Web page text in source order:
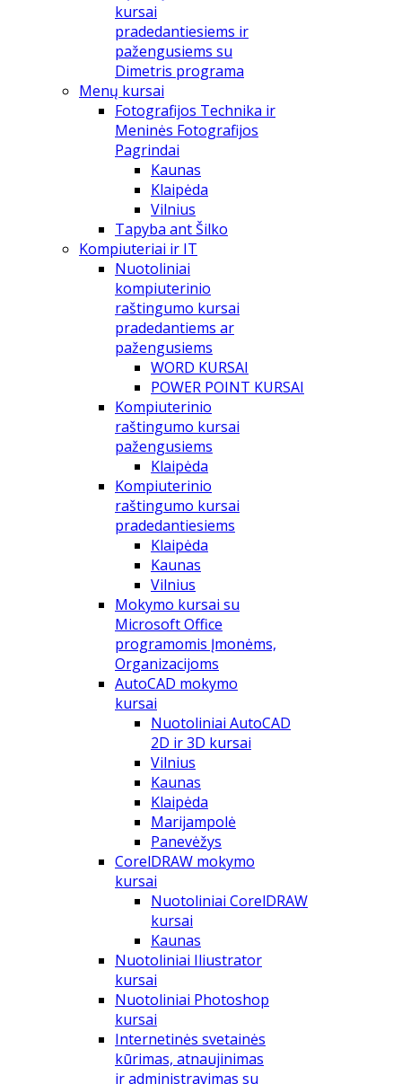
kursai
pradedantiesiems ir
pažengusiems su
Dimetris programa
Menų kursai
Fotografijos Technika ir
Meninės Fotografijos
Pagrindai
Kaunas
Klaipėda
Vilnius
Tapyba ant Šilko
Kompiuteriai ir IT
Nuotoliniai
kompiuterinio
raštingumo kursai
pradedantiems ar
pažengusiems
WORD KURSAI
POWER POINT KURSAI
Kompiuterinio
raštingumo kursai
pažengusiems
Klaipėda
Kompiuterinio
raštingumo kursai
pradedantiesiems
Klaipėda
Kaunas
Vilnius
Mokymo kursai su
Microsoft Office
programomis Įmonėms,
Organizacijoms
AutoCAD mokymo
kursai
Nuotoliniai AutoCAD
2D ir 3D kursai
Vilnius
Kaunas
Klaipėda
Marijampolė
Panevėžys
CorelDRAW mokymo
kursai
Nuotoliniai CorelDRAW
kursai
Kaunas
Nuotoliniai Iliustrator
kursai
Nuotoliniai Photoshop
kursai
Internetinės svetainės
kūrimas, atnaujinimas
ir administravimas su